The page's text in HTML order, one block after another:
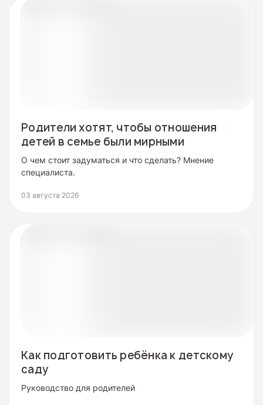
Родители хотят, чтобы отношения
детей в семье были мирными
О чем стоит задуматься и что сделать? Мнение
специалиста.
03 августа 2026
Как подготовить ребёнка к детскому
саду
Руководство для родителей